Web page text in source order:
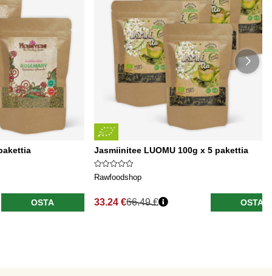
OSTA
Jasmiinitee LUOMU 100g x 5 pakettia
Rawfoodshop
33.24 €66.49 € OSTA